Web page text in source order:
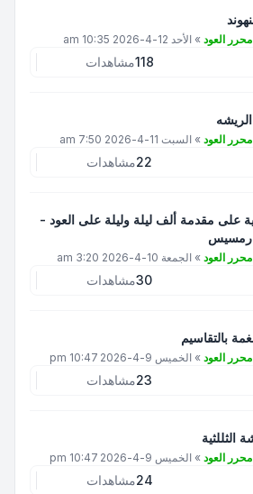
محرر العود » الأحد 12-4-2026 10:35 am
118مشاهدات
محرر العود » السبت 11-4-2026 7:50 am
22مشاهدات
على مقدمة ألف ليلة وليلة على العود -
رمسيس
محرر العود » الجمعة 10-4-2026 3:20 am
30مشاهدات
بالتقاسيم
محرر العود » الخميس 9-4-2026 10:47 pm
23مشاهدات
محرر العود » الخميس 9-4-2026 10:47 pm
24مشاهدات